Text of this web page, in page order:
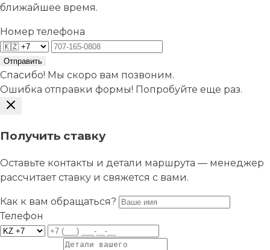
ближайшее время.
Номер телефона
Отправить
Спасибо! Мы скоро вам позвоним.
Ошибка отправки формы! Попробуйте еще раз.
Получить ставку
Оставьте контакты и детали маршрута — менеджер
рассчитает ставку и свяжется с вами.
Как к вам обращаться?
Телефон